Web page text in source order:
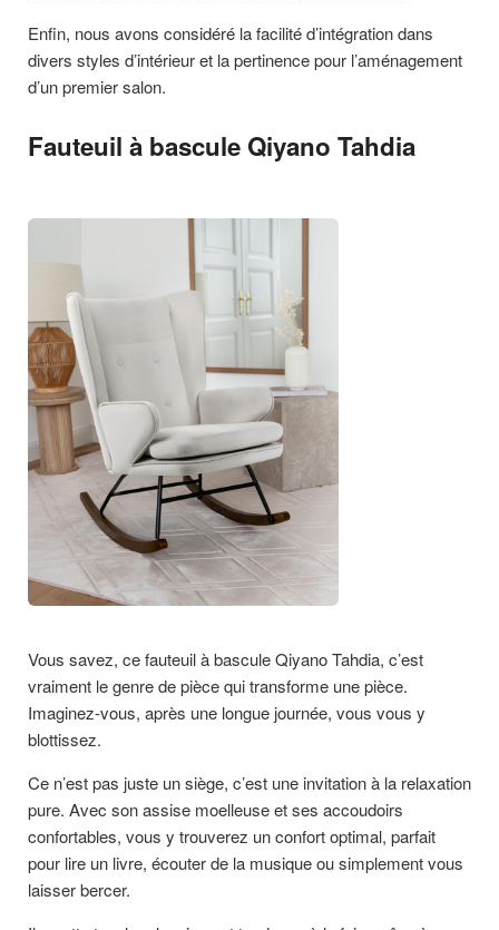
Enfin, nous avons considéré la facilité d’intégration dans
divers styles d’intérieur et la pertinence pour l’aménagement
d’un premier salon.
Fauteuil à bascule Qiyano Tahdia
Vous savez, ce fauteuil à bascule Qiyano Tahdia, c’est
vraiment le genre de pièce qui transforme une pièce.
Imaginez-vous, après une longue journée, vous vous y
blottissez.
Ce n’est pas juste un siège, c’est une invitation à la relaxation
pure. Avec son assise moelleuse et ses accoudoirs
confortables, vous y trouverez un confort optimal, parfait
pour lire un livre, écouter de la musique ou simplement vous
laisser bercer.